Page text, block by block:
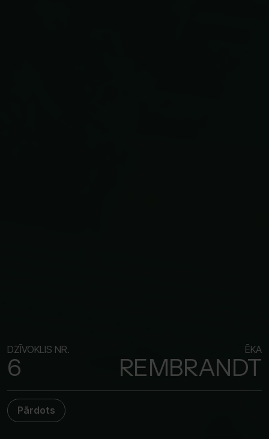
DZĪVOKLIS NR.
6
ĒKA
REMBRANDT
Pārdots